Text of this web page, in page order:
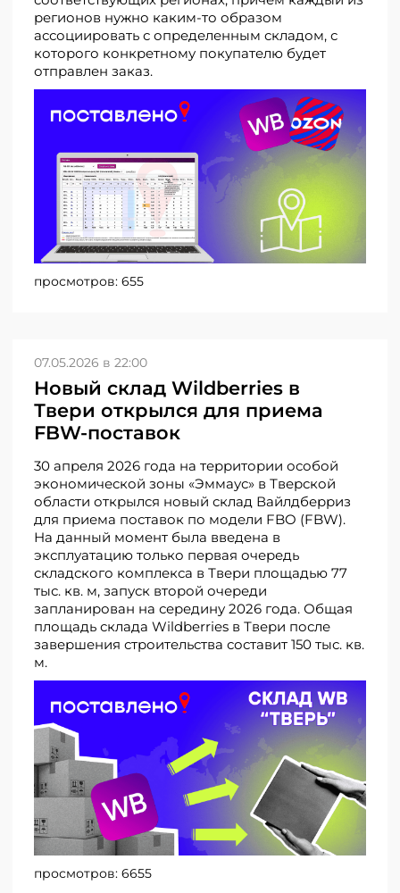
регионов нужно каким-то образом
ассоциировать с определенным складом, с
которого конкретному покупателю будет
отправлен заказ.
просмотров: 655
07.05.2026 в 22:00
Новый склад Wildberries в
Твери открылся для приема
FBW-поставок
30 апреля 2026 года на территории особой
экономической зоны «Эммаус» в Тверской
области открылся новый склад Вайлдберриз
для приема поставок по модели FBO (FBW).
На данный момент была введена в
эксплуатацию только первая очередь
складского комплекса в Твери площадью 77
тыс. кв. м, запуск второй очереди
запланирован на середину 2026 года. Общая
площадь склада Wildberries в Твери после
завершения строительства составит 150 тыс. кв.
м.
просмотров: 6655